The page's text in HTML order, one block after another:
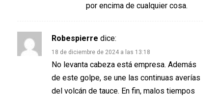
por encima de cualquier cosa.
Robespierre dice:
18 de diciembre de 2024 a las 13:18
No levanta cabeza está empresa. Además
de este golpe, se une las continuas averías
del volcán de tauce. En fin, malos tiempos